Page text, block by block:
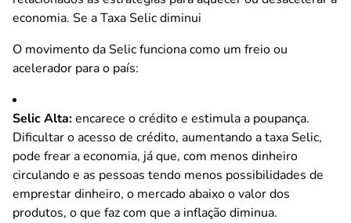
economia. Se a Taxa Selic diminui
O movimento da Selic funciona como um freio ou
acelerador para o país:
Selic Alta:encarece o crédito e estimula a poupança.
Dificultar o acesso de crédito, aumentando a taxa Selic,
pode frear a economia, já que, com menos dinheiro
circulando e as pessoas tendo menos possibilidades de
emprestar dinheiro, o mercado abaixo o valor dos
produtos, o que faz com que a inflação diminua.